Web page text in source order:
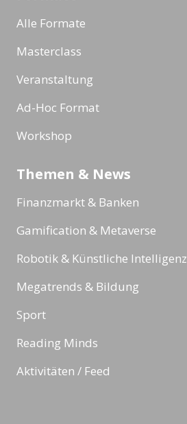
Alle Formate
Masterclass
Veranstaltung
Ad-Hoc Format
Workshop
Themen & News
Finanzmarkt & Banken
Gamification & Metaverse
Robotik & Künstliche Intelligenz
Megatrends & Bildung
Sport
Reading Minds
Aktivitäten / Feed